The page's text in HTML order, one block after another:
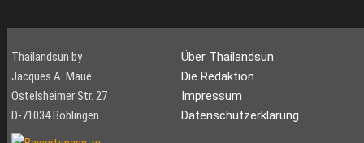
Thailandsun by
Jacques A. Maué
Ostelsheimer Str. 27
D-71034 Böblingen
Über Thailandsun
Die Redaktion
Impressum
Datenschutzerklärung